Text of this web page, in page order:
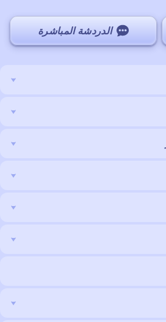
الدردشة المباشرة